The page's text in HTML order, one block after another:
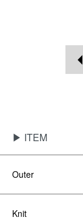
▶ ITEM
Outer
Knit